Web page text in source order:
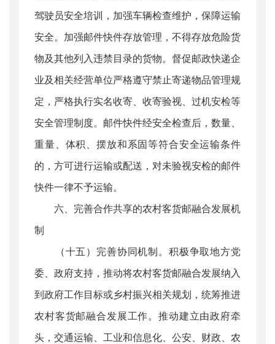
驾驶员安全培训，加强车辆检查维护，保障运输
安全。加强邮件快件存放管理，不得存放危险货
物及其他列入违禁目录的货物。督促邮政快递企
业及相关经营单位严格遵守禁止寄递物品管理规
定，严格执行实名收寄、收寄验视、过机安检等
安全管理制度。邮件快件经安全检查后，数量、
重量、体积、摆放和系固等符合安全运输条件
的，方可进行运输或配送，对未验视安检的邮件
快件一律不予运输。
六、完善合作共享的农村客货邮融合发展机
制
（十五）完善协同机制。积极争取地方党
委、政府支持，推动将农村客货邮融合发展纳入
到政府工作目标或乡村振兴相关规划，统筹推进
农村客货邮融合发展工作。推动建立由政府牵
头，交通运输、工业和信息化、公安、财政、农